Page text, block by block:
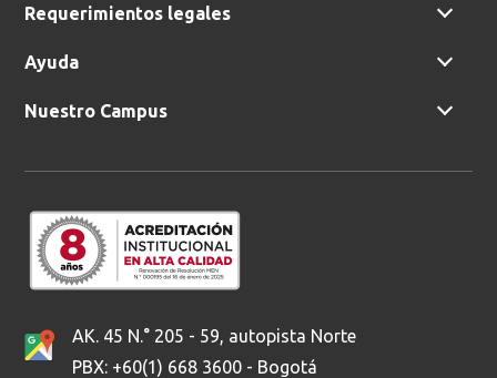
Requerimientos legales
Ayuda
Nuestro Campus
AK. 45 N.° 205 - 59, autopista Norte
PBX: +60(1) 668 3600 - Bogotá